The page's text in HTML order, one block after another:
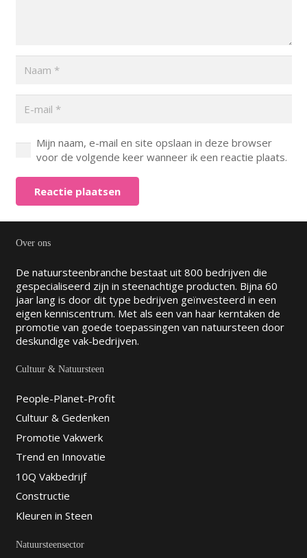
Mijn naam, e-mail en site opslaan in deze browser
voor de volgende keer wanneer ik een reactie plaats.
Reactie plaatsen
Over ons
De natuursteenbranche bestaat uit 800 bedrijven die
gespecialiseerd zijn in steenachtige producten. Bijna 60
jaar lang is door dit type bedrijven geïnvesteerd in een
eigen kenniscentrum. Met als een van haar kerntaken de
promotie van goede toepassingen van natuursteen door
deskundige vak-bedrijven.
Cultuur & Natuursteen
People-Planet-Profit
Cultuur & Gedenken
Promotie Vakwerk
Trend en Innovatie
10Q Vakbedrijf
Constructie
Kleuren in Steen
Natuursteensector